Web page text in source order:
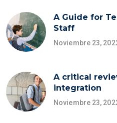
A Guide for
Staff
Noviembre 23,
A critical
integration
Noviembre 23,